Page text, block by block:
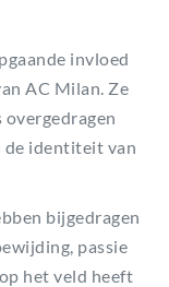
invloed
AC Milan. Ze
de identiteit van
bijgedragen
passie
het veld heeft